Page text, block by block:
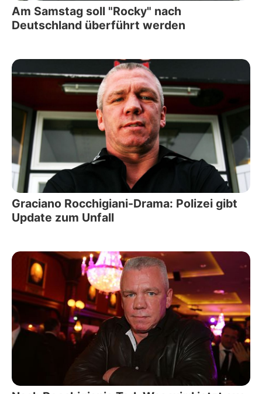
Am Samstag soll "Rocky" nach
Deutschland überführt werden
Graciano Rocchigiani-Drama: Polizei gibt
Update zum Unfall